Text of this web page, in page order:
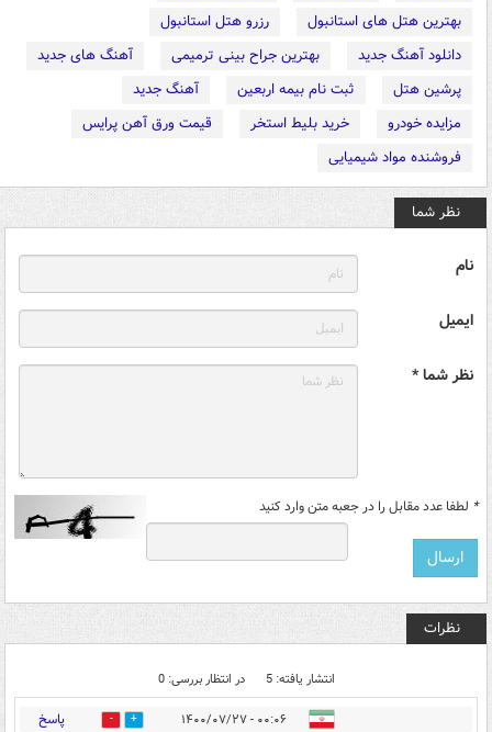
بهترین هتل های استانبول
رزرو هتل استانبول
دانلود آهنگ جدید
بهترین جراح بینی ترمیمی
آهنگ های جدید
پرشین هتل
ثبت نام بیمه اربعین
آهنگ جدید
مزایده خودرو
خرید بلیط استخر
قیمت ورق آهن پرایس
فروشنده مواد شیمیایی
نظر شما
نام
ایمیل
نظر شما *
* لطفا عدد مقابل را در جعبه متن وارد کنید
نظرات
انتشار یافته: 5 در انتظار بررسی: 0
۰۰:۰۶ - ۱۴۰۰/۰۷/۲۷ 0 پاسخ